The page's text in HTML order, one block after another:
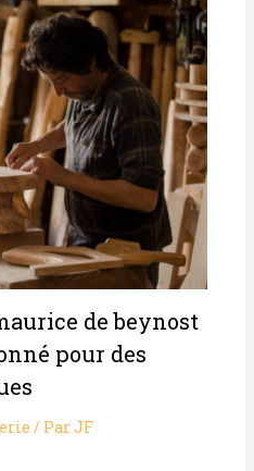
de beynost
pour des
/ ParJF